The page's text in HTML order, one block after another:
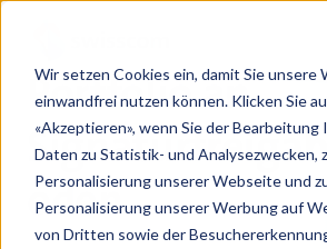
Wir setzen Cookies ein, damit Sie unsere
einwandfrei nutzen können. Klicken Sie
«Akzeptieren», wenn Sie der Bearbeitung
Daten zu Statistik- und Analysezwecken,
Personalisierung unserer Webseite und
Personalisierung unserer Werbung auf
von Dritten sowie der
Portfolio an
oden